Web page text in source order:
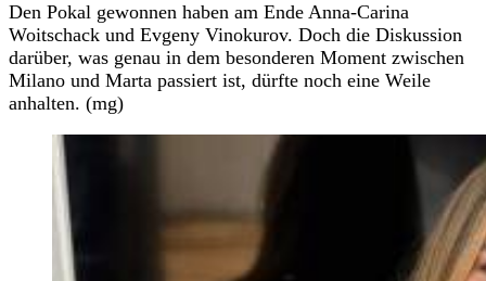
Den Pokal gewonnen haben am Ende Anna-Carina
Woitschack und Evgeny Vinokurov. Doch die Diskussion
darüber, was genau in dem besonderen Moment zwischen
Milano und Marta passiert ist, dürfte noch eine Weile
anhalten. (mg)